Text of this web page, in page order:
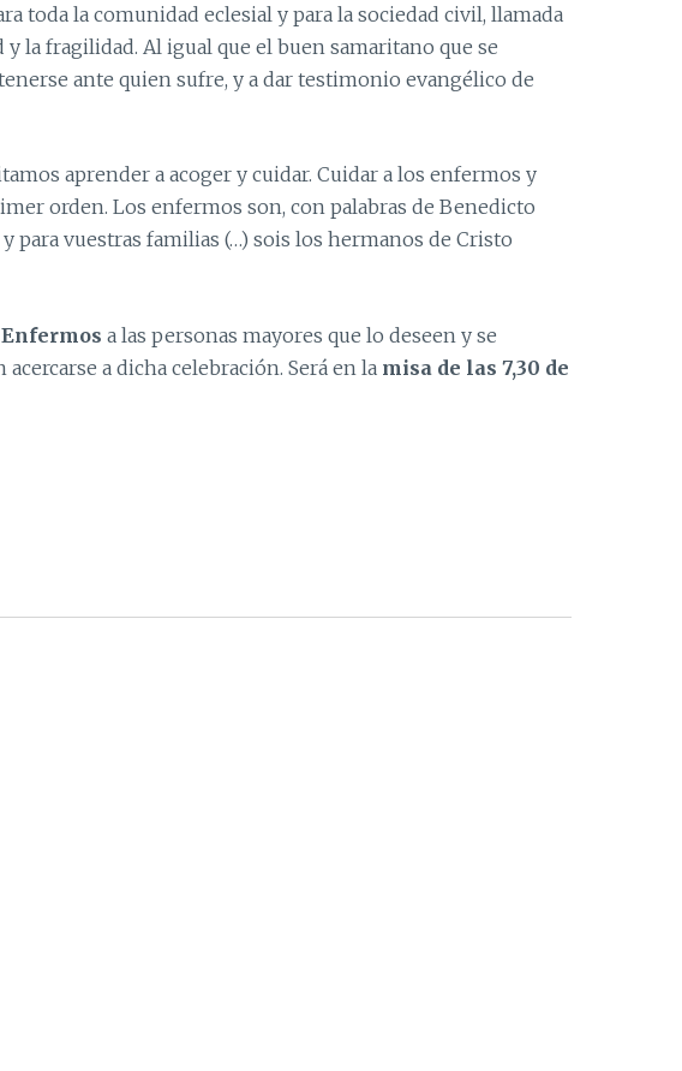
toda la comunidad eclesial y para la sociedad civil, llamada
la fragilidad. Al igual que el buen samaritano que se
ante quien sufre, y a dar testimonio evangélico de
aprender a acoger y cuidar. Cuidar a los enfermos y
orden. Los enfermos son, con palabras de Benedicto
para vuestras familias (…) sois los hermanos de Cristo
a las personas mayores que lo deseen y se
a dicha celebración. Será en la misa de las 7,30 de